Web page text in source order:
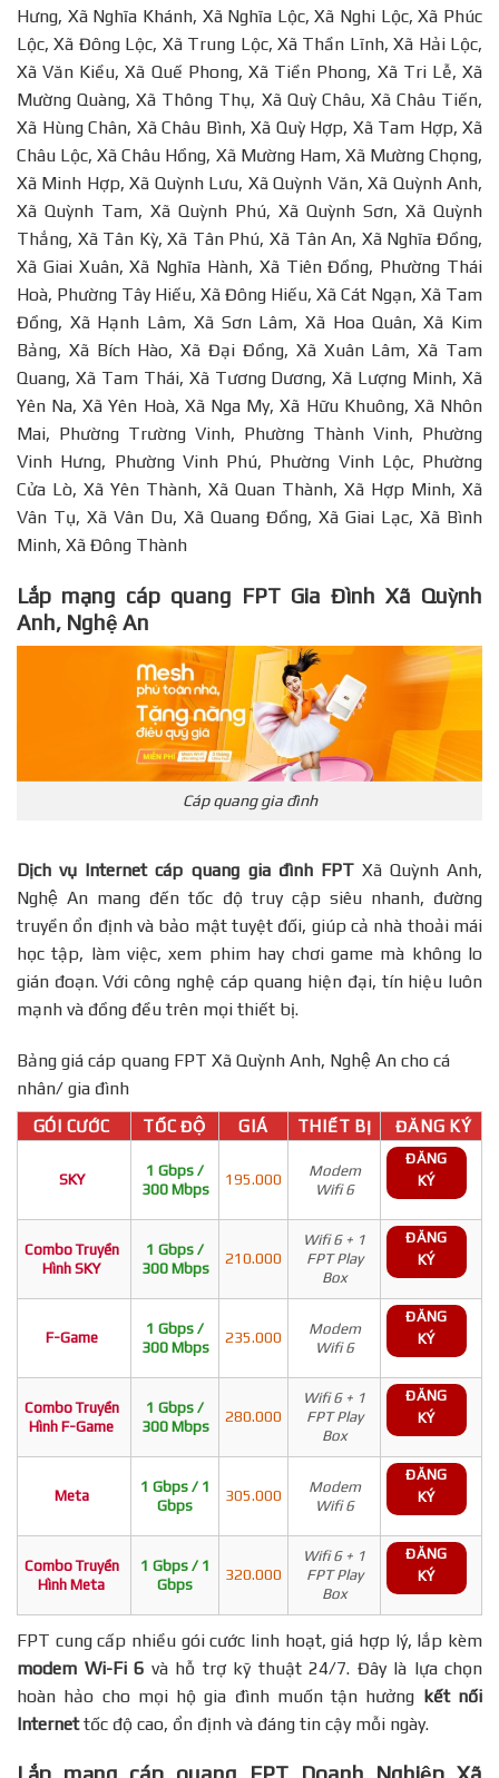
Hưng, Xã Nghĩa Khánh, Xã Nghĩa Lộc, Xã Nghi Lộc, Xã Phúc
Lộc, Xã Đông Lộc, Xã Trung Lộc, Xã Thần Lĩnh, Xã Hải Lộc,
Xã Văn Kiều, Xã Quế Phong, Xã Tiền Phong, Xã Tri Lễ, Xã
Mường Quàng, Xã Thông Thụ, Xã Quỳ Châu, Xã Châu Tiến,
Xã Hùng Chân, Xã Châu Bình, Xã Quỳ Hợp, Xã Tam Hợp, Xã
Châu Lộc, Xã Châu Hồng, Xã Mường Ham, Xã Mường Chọng,
Xã Minh Hợp, Xã Quỳnh Lưu, Xã Quỳnh Văn, Xã Quỳnh Anh,
Xã Quỳnh Tam, Xã Quỳnh Phú, Xã Quỳnh Sơn, Xã Quỳnh
Thắng, Xã Tân Kỳ, Xã Tân Phú, Xã Tân An, Xã Nghĩa Đồng,
Xã Giai Xuân, Xã Nghĩa Hành, Xã Tiên Đồng, Phường Thái
Hoà, Phường Tây Hiếu, Xã Đông Hiếu, Xã Cát Ngạn, Xã Tam
Đồng, Xã Hạnh Lâm, Xã Sơn Lâm, Xã Hoa Quân, Xã Kim
Bảng, Xã Bích Hào, Xã Đại Đồng, Xã Xuân Lâm, Xã Tam
Quang, Xã Tam Thái, Xã Tương Dương, Xã Lượng Minh, Xã
Yên Na, Xã Yên Hoà, Xã Nga My, Xã Hữu Khuông, Xã Nhôn
Mai, Phường Trường Vinh, Phường Thành Vinh, Phường
Vinh Hưng, Phường Vinh Phú, Phường Vinh Lộc, Phường
Cửa Lò, Xã Yên Thành, Xã Quan Thành, Xã Hợp Minh, Xã
Vân Tụ, Xã Vân Du, Xã Quang Đồng, Xã Giai Lạc, Xã Bình
Minh, Xã Đông Thành
Lắp mạng cáp quang FPT Gia Đình Xã Quỳnh
Anh, Nghệ An
Cáp quang gia đình
Dịch vụ Internet cáp quang gia đình FPTXã Quỳnh Anh,
Nghệ An mang đến tốc độ truy cập siêu nhanh, đường
truyền ổn định và bảo mật tuyệt đối, giúp cả nhà thoải mái
học tập, làm việc, xem phim hay chơi game mà không lo
gián đoạn. Với công nghệ cáp quang hiện đại, tín hiệu luôn
mạnh và đồng đều trên mọi thiết bị.
Bảng giá cáp quang FPT Xã Quỳnh Anh, Nghệ An cho cá
nhân/ gia đình
GÓI CƯỚC TỐC ĐỘ GIÁ THIẾT BỊ ĐĂNG KÝ
SKY
1 Gbps /
300 Mbps
195.000
Modem
Wifi 6
ĐĂNG
KÝ
Combo Truyền
Hình SKY
1 Gbps /
300 Mbps
210.000
Wifi 6 + 1
FPT Play
Box
ĐĂNG
KÝ
F-Game
1 Gbps /
300 Mbps
235.000
Modem
Wifi 6
ĐĂNG
KÝ
Combo Truyền
Hình F-Game
1 Gbps /
300 Mbps
280.000
Wifi 6 + 1
FPT Play
Box
ĐĂNG
KÝ
Meta
1 Gbps / 1
Gbps
305.000
Modem
Wifi 6
ĐĂNG
KÝ
Combo Truyền
Hình Meta
1 Gbps / 1
Gbps
320.000
Wifi 6 + 1
FPT Play
Box
ĐĂNG
KÝ
FPT cung cấp nhiều gói cước linh hoạt, giá hợp lý, lắp kèm
modem Wi-Fi 6 và hỗ trợ kỹ thuật 24/7. Đây là lựa chọn
hoàn hảo cho mọi hộ gia đình muốn tận hưởng kết nối
Internettốc độ cao, ổn định và đáng tin cậy mỗi ngày.